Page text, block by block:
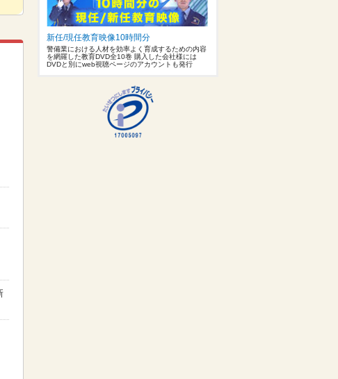
新任/現任教育映像10時間分
警備業における人材を効率よく育成するための内容
を網羅した教育DVD全10巻 購入した会社様には
DVDと別にweb視聴ページのアカウントも発行